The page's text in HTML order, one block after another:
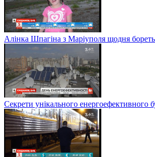
Алінка Шпагіна з Маріуполя щодня
Секрети унікального енергоефективного